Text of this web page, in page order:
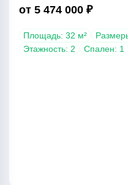
от 5 474 000 ₽
Площадь: 32 м²
Этажность: 2
Спален: 1